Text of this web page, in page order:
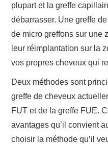
plupart et la greffe
débarrasser. Une greffe
de micro greffons sur une
leur réimplantation sur la
vos propres cheveux qui
Deux méthodes sont
greffe de cheveux
FUT et de la greffe FUE.
avantages qu’il convient
choisir la méthode qu’il